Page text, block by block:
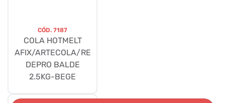
CÓD. 7187
COLA HOTMELT
AFIX/ARTECOLA/RE
DEPRO BALDE
2.5KG-BEGE